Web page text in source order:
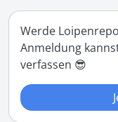
Werde
Anmeldung
verfassen 😎